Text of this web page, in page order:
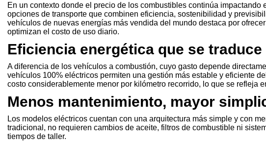
En un contexto donde el precio de los combustibles continúa
opciones de transporte que combinen eficiencia, sostenibilidad y
vehículos de nuevas energías más vendida del mundo destaca por
optimizan el costo de uso diario.
Eficiencia energética que se
A diferencia de los vehículos a combustión, cuyo gasto depende
vehículos 100% eléctricos permiten una gestión más estable y eficiente
costo considerablemente menor por kilómetro recorrido, lo que se refleja
Menos mantenimiento, mayor
Los modelos eléctricos cuentan con una arquitectura más simple y con
tradicional, no requieren cambios de aceite, filtros de combustible ni
tiempos de taller.